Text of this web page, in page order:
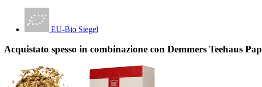
EU-Bio Siegel
Acquistato spesso in combinazione con Demmers Teehaus